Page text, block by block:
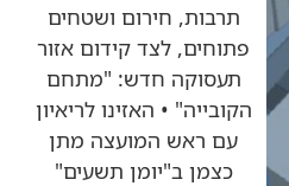
תרבות, חירום ושטחים
פתוחים, לצד קידום אזור
תעסוקה חדש: "מתחם
הקובייה" • האזינו לריאיון
עם ראש המועצה מתן
כצמן ב"יומן תשעים"